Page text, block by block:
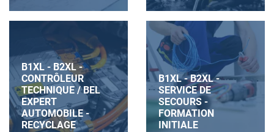
B1XL - B2XL -
CONTRÔLEUR
TECHNIQUE / BEL
EXPERT
AUTOMOBILE -
RECYCLAGE
B1XL - B2XL -
SERVICE DE
SECOURS -
FORMATION
INITIALE